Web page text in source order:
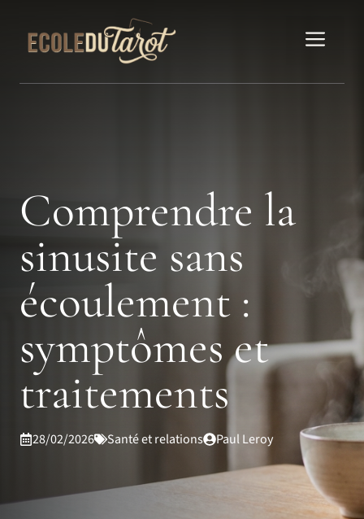
contenu
Comprendre la
sinusite sans
écoulement :
symptômes et
traitements
28/02/2026 Santé et relations Paul Leroy